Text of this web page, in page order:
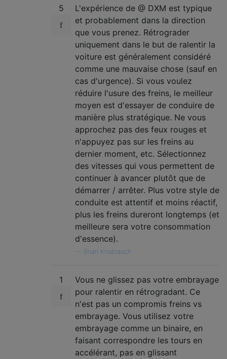
5
L'expérience de @ DXM est typique
et probablement dans la direction
que vous prenez. Rétrograder
uniquement dans le but de ralentir la
voiture est généralement considéré
comme une mauvaise chose (sauf en
cas d'urgence). Si vous voulez
réduire l'usure des freins, le meilleur
moyen est d'essayer de conduire de
manière plus stratégique. Ne vous
approchez pas des feux rouges et
n'appuyez pas sur les freins au
dernier moment, etc. Sélectionnez
des vitesses qui vous permettent de
continuer à avancer plutôt que de
démarrer / arrêter. Plus votre style de
conduite est attentif et moins réactif,
plus les freins dureront longtemps (et
meilleure sera votre consommation
d'essence).
Brian Knoblauch
1
Vous ne glissez pas votre embrayage
pour ralentir en rétrogradant. Ce
n'est pas un compromis freins vs
embrayage. Vous utilisez votre
embrayage comme un binaire, en
faisant correspondre les tours en
accélérant, pas en glissant